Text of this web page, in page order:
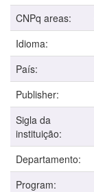
CNPq areas:
Idioma:
País:
Publisher:
Sigla da
instituição:
Departamento:
Program: